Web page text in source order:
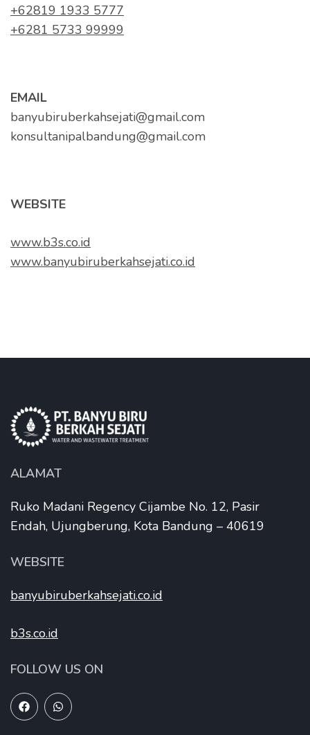
+62819 1933 5777
+6281 5733 99999
EMAIL
banyubiruberkahsejati@gmail.com
konsultanipalbandung@gmail.com
WEBSITE
www.b3s.co.id
www.banyubiruberkahsejati.co.id
ALAMAT
Ruko Madani Regency Cijambe No. 12, Pasir
Endah, Ujungberung, Kota Bandung – 40619
WEBSITE
banyubiruberkahsejati.co.id
b3s.co.id
FOLLOW US ON